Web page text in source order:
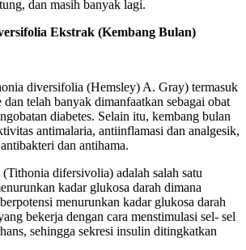
dan masih banyak lagi.
Ekstrak (Kembang Bulan)
diversifolia (Hemsley) A. Gray) termasuk
dan telah banyak dimanfaatkan sebagai obat
diabetes. Selain itu, kembang bulan
antimalaria, antiinflamasi dan analgesik,
antibakteri dan antihama.
difersivolia) adalah salah satu
kadar glukosa darah dimana
menurunkan kadar glukosa darah
bekerja dengan cara menstimulasi sel- sel
sehingga sekresi insulin ditingkatkan